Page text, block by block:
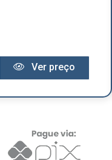
Ver preço